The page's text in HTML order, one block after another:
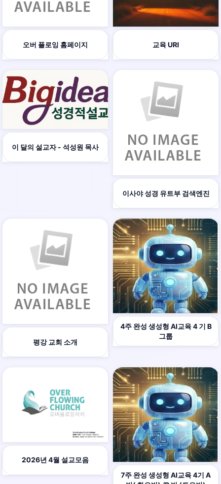
오버 플로잉 홈페이지 교육 URI
이 달의 설교자 - 석성원 목사
이사야 성경 유트부 검색엔진
평강 교회 소개
4주 완성 생성형 AI교육 4 기 B
그룹
2026년 4월 설교모음
7주 완성 생성형 AI교육 4기 A